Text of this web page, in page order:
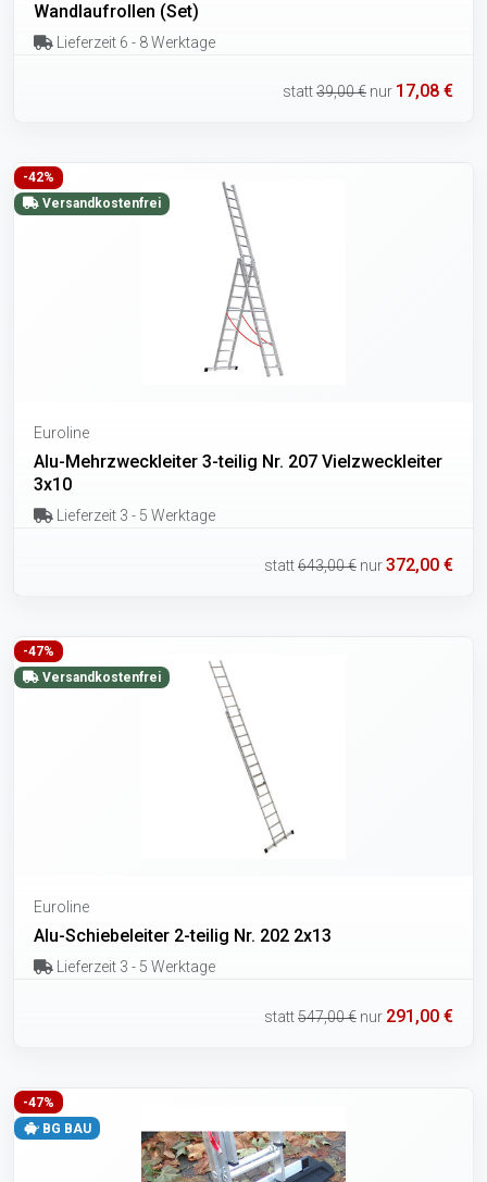
Wandlaufrollen (Set)
Lieferzeit 6 - 8 Werktage
statt39,00 € nur 17,08 €
-42%
Versandkostenfrei
Euroline
Alu-Mehrzweckleiter 3-teilig Nr. 207 Vielzweckleiter
3x10
Lieferzeit 3 - 5 Werktage
statt643,00 € nur372,00 €
-47%
Versandkostenfrei
Euroline
Alu-Schiebeleiter 2-teilig Nr. 202 2x13
Lieferzeit 3 - 5 Werktage
statt547,00 € nur 291,00 €
-47%
BG BAU